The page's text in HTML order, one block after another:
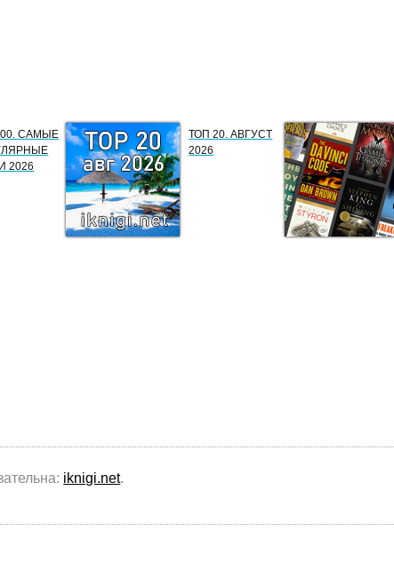
САМЫЕ
2026
ТОП 20. АВГУСТ
2026
iknigi.net.